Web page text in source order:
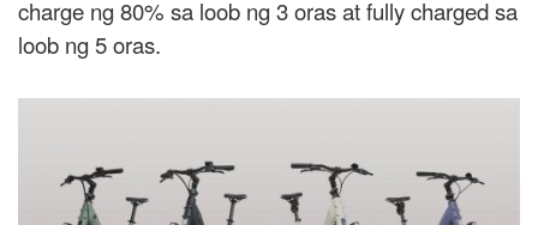
charge ng 80% sa loob ng 3 oras at fully charged sa
loob ng 5 oras.